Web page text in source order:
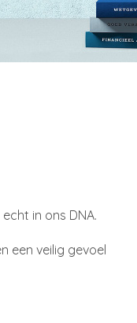
in ons DNA.
een veilig gevoel